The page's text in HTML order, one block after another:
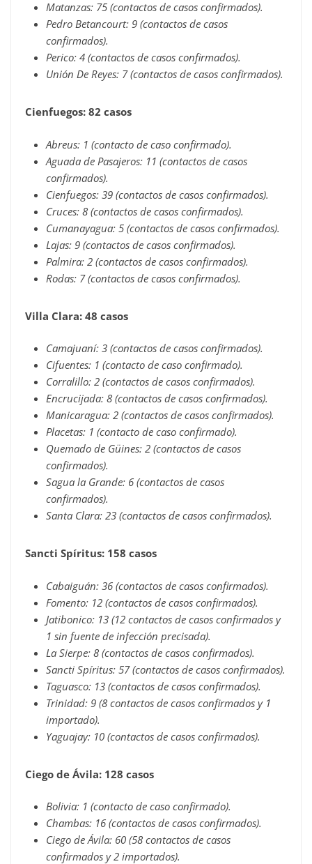
Matanzas: 75 (contactos de casos confirmados).
Pedro Betancourt: 9 (contactos de casos
confirmados).
Perico: 4 (contactos de casos confirmados).
Unión De Reyes: 7 (contactos de casos confirmados).
Cienfuegos: 82 casos
Abreus: 1 (contacto de caso confirmado).
Aguada de Pasajeros: 11 (contactos de casos
confirmados).
Cienfuegos: 39 (contactos de casos confirmados).
Cruces: 8 (contactos de casos confirmados).
Cumanayagua: 5 (contactos de casos confirmados).
Lajas: 9 (contactos de casos confirmados).
Palmira: 2 (contactos de casos confirmados).
Rodas: 7 (contactos de casos confirmados).
Villa Clara: 48 casos
Camajuaní: 3 (contactos de casos confirmados).
Cifuentes: 1 (contacto de caso confirmado).
Corralillo: 2 (contactos de casos confirmados).
Encrucijada: 8 (contactos de casos confirmados).
Manicaragua: 2 (contactos de casos confirmados).
Placetas: 1 (contacto de caso confirmado).
Quemado de Güines: 2 (contactos de casos
confirmados).
Sagua la Grande: 6 (contactos de casos
confirmados).
Santa Clara: 23 (contactos de casos confirmados).
Sancti Spíritus: 158 casos
Cabaiguán: 36 (contactos de casos confirmados).
Fomento: 12 (contactos de casos confirmados).
Jatibonico: 13 (12 contactos de casos confirmados y
1 sin fuente de infección precisada).
La Sierpe: 8 (contactos de casos confirmados).
Sancti Spíritus: 57 (contactos de casos confirmados).
Taguasco: 13 (contactos de casos confirmados).
Trinidad: 9 (8 contactos de casos confirmados y 1
importado).
Yaguajay: 10 (contactos de casos confirmados).
Ciego de Ávila: 128 casos
Bolivia: 1 (contacto de caso confirmado).
Chambas: 16 (contactos de casos confirmados).
Ciego de Ávila: 60 (58 contactos de casos
confirmados y 2 importados).